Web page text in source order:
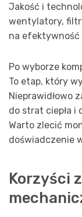
Jakość i
wentylatory,
na efektywność
Po wyborze
To etap, który
Nieprawidłowo
do strat ciepła
Warto zlecić
doświadczenie
Korzyści